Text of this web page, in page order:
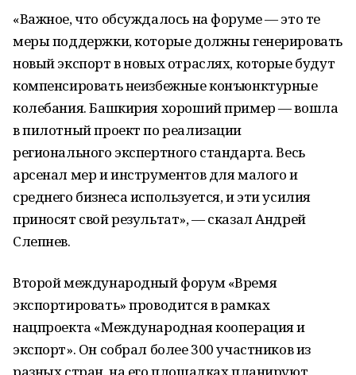
«Важное, что обсуждалось на форуме — это те
меры поддержки, которые должны генерировать
новый экспорт в новых отраслях, которые будут
компенсировать неизбежные конъюнктурные
колебания. Башкирия хороший пример — вошла
в пилотный проект по реализации
регионального экспертного стандарта. Весь
арсенал мер и инструментов для малого и
среднего бизнеса используется, и эти усилия
приносят свой результат», — сказал Андрей
Слепнев.
Второй международный форум «Время
экспортировать» проводится в рамках
нацпроекта «Международная кооперация и
экспорт». Он собрал более 300 участников из